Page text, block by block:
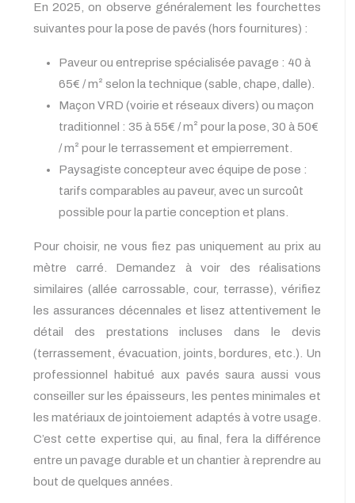
En 2025, on observe généralement les fourchettes
suivantes pour la pose de pavés (hors fournitures) :
Paveur ou entreprise spécialisée pavage : 40 à
65€ / m² selon la technique (sable, chape, dalle).
Maçon VRD (voirie et réseaux divers) ou maçon
traditionnel : 35 à 55€ / m² pour la pose, 30 à 50€
/ m² pour le terrassement et empierrement.
Paysagiste concepteur avec équipe de pose :
tarifs comparables au paveur, avec un surcoût
possible pour la partie conception et plans.
Pour choisir, ne vous fiez pas uniquement au prix au
mètre carré. Demandez à voir des réalisations
similaires (allée carrossable, cour, terrasse), vérifiez
les assurances décennales et lisez attentivement le
détail des prestations incluses dans le devis
(terrassement, évacuation, joints, bordures, etc.). Un
professionnel habitué aux pavés saura aussi vous
conseiller sur les épaisseurs, les pentes minimales et
les matériaux de jointoiement adaptés à votre usage.
C’est cette expertise qui, au final, fera la différence
entre un pavage durable et un chantier à reprendre au
bout de quelques années.